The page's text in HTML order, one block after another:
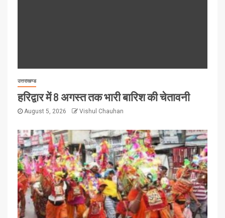
उत्तराखण्ड
हरिद्वार में 8 अगस्त तक भारी बारिश की चेतावनी
August 5, 2026 Vishul Chauhan